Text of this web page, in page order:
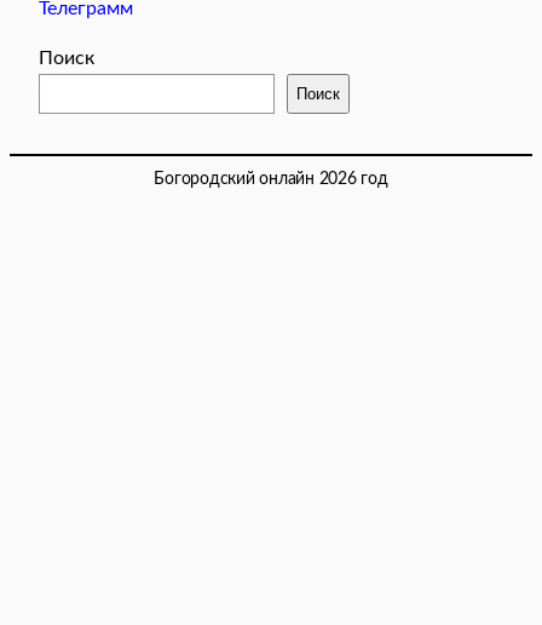
Телеграмм
Поиск
Поиск
Богородский онлайн 2026 год